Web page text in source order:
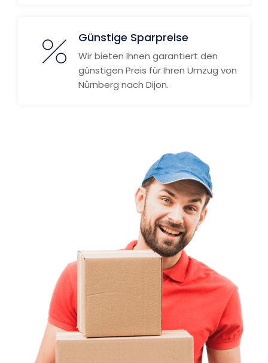
Günstige Sparpreise
Wir bieten Ihnen garantiert den
günstigen Preis für Ihren Umzug von
Nürnberg nach Dijon.